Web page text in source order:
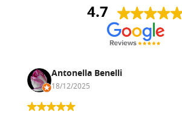
4.7
Antonella Benelli
18/12/2025